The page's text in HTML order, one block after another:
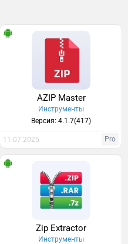
AZIP Master
Инструменты
Версия: 4.1.7(417)
11.07.2025 Pro
Zip Extractor
Инструменты